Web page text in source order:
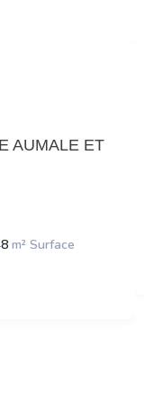
AUMALE ET
m² Surface